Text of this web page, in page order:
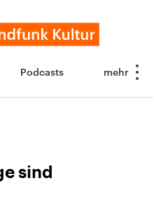
Podcasts
sind